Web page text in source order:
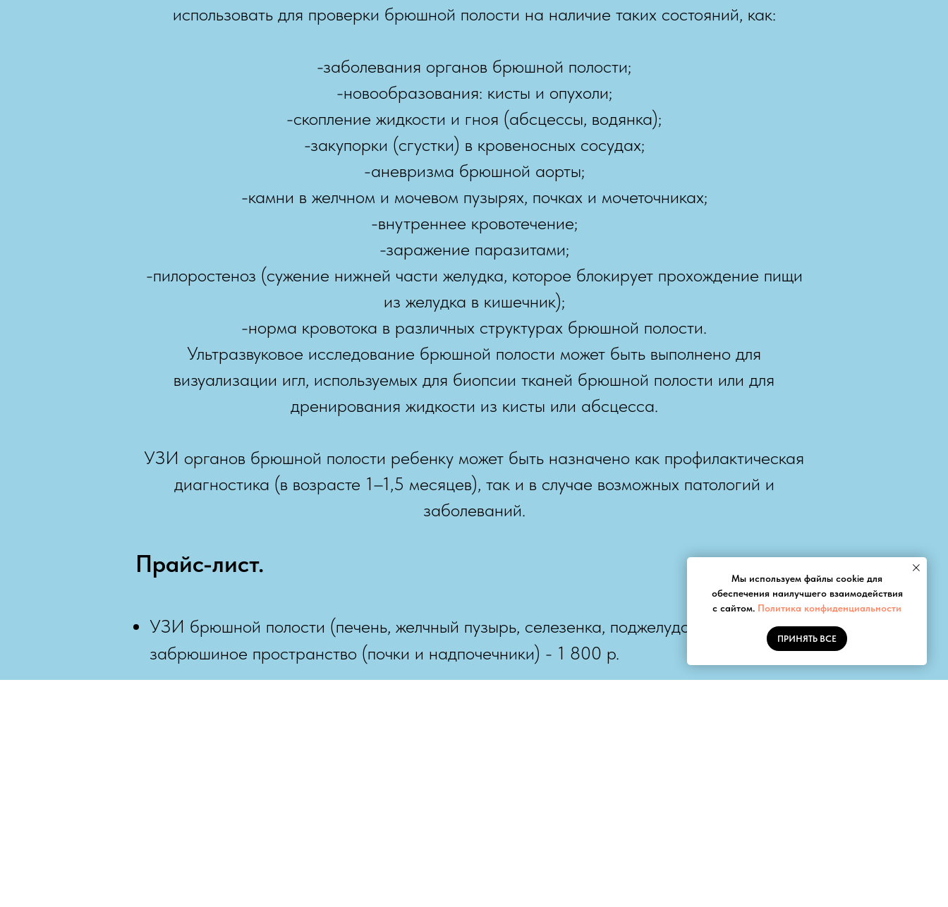
использовать для проверки брюшной полости на наличие таких состояний, как:
-заболевания органов брюшной полости;
-новообразования: кисты и опухоли;
-скопление жидкости и гноя (абсцессы, водянка);
-закупорки (сгустки) в кровеносных сосудах;
-аневризма брюшной аорты;
-камни в желчном и мочевом пузырях, почках и мочеточниках;
-внутреннее кровотечение;
-заражение паразитами;
-пилоростеноз (сужение нижней части желудка, которое блокирует прохождение пищи
из желудка в кишечник);
-норма кровотока в различных структурах брюшной полости.
Ультразвуковое исследование брюшной полости может быть выполнено для
визуализации игл, используемых для биопсии тканей брюшной полости или для
дренирования жидкости из кисты или абсцесса.
УЗИ органов брюшной полости ребенку может быть назначено как профилактическая
диагностика (в возрасте 1–1,5 месяцев), так и в случае возможных патологий и
заболеваний.
Прайс-лист.
УЗИ брюшной полости (печень, желчный пузырь, селезенка, поджелудочная железа) и
забрюшиное пространство (почки и надпочечники) - 1 800 р.
Мы используем файлы cookie для
обеспечения наилучшего взаимодействия
с сайтом. Политика конфиденциальности
ПРИНЯТЬ ВСЕ